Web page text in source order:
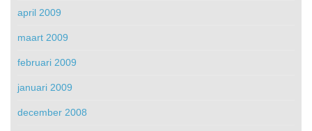
april 2009
maart 2009
februari 2009
januari 2009
december 2008